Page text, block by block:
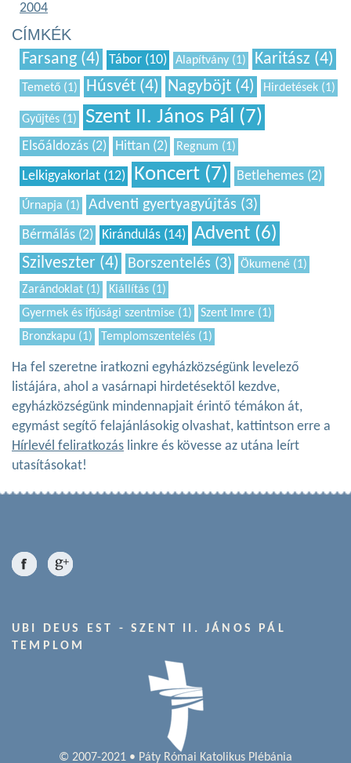
2004
CÍMKÉK
Farsang (4) Tábor (10) Alapítvány (1) Karitász (4)
Temető (1) Húsvét (4) Nagyböjt (4) Hirdetések (1)
Gyűjtés (1) Szent II. János Pál (7)
Elsőáldozás (2) Hittan (2) Regnum (1)
Lelkigyakorlat (12) Koncert (7) Betlehemes (2)
Úrnapja (1) Adventi gyertyagyújtás (3)
Bérmálás (2) Kirándulás (14) Advent (6)
Szilveszter (4) Borszentelés (3)
Ökumené (1)
Zarándoklat (1)
Kiállítás (1)
Gyermek és ifjúsági szentmise (1)
Szent Imre (1)
Bronzkapu (1)
Templomszentelés (1)
Ha fel szeretne iratkozni egyházközségünk levelező
listájára, ahol a vasárnapi hirdetésektől kezdve,
egyházközségünk mindennapjait érintő témákon át,
egymást segítő felajánlásokig olvashat, kattintson erre a
Hírlevél feliratkozás linkre és kövesse az utána leírt
utasításokat!
UBI DEUS EST - SZENT II. JÁNOS PÁL
TEMPLOM
© 2007-2021 • Páty Római Katolikus Plébánia